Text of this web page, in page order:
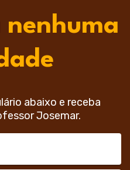
nenhuma
abaixo e receba
Josemar.